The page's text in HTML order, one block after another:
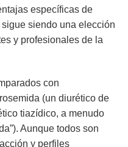
específicas de
siendo una elección
y profesionales de la
con
(un diurético de
tiazídico, a menudo
Aunque todos son
y perfiles